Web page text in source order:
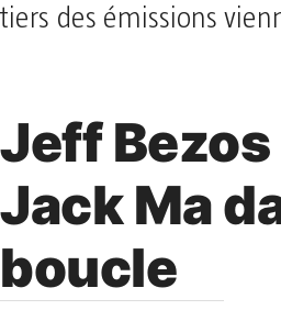
tiers des émissions
Jeff
Jack Ma
boucle